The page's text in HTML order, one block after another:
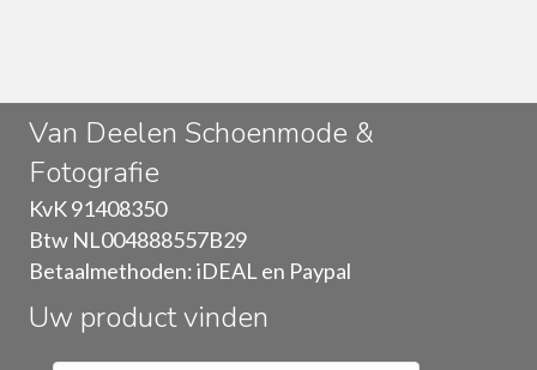
de
Van Deelen Schoenmode &
Fotografie
KvK 91408350
Btw NL004888557B29
Betaalmethoden: iDEAL en Paypal
Uw product vinden